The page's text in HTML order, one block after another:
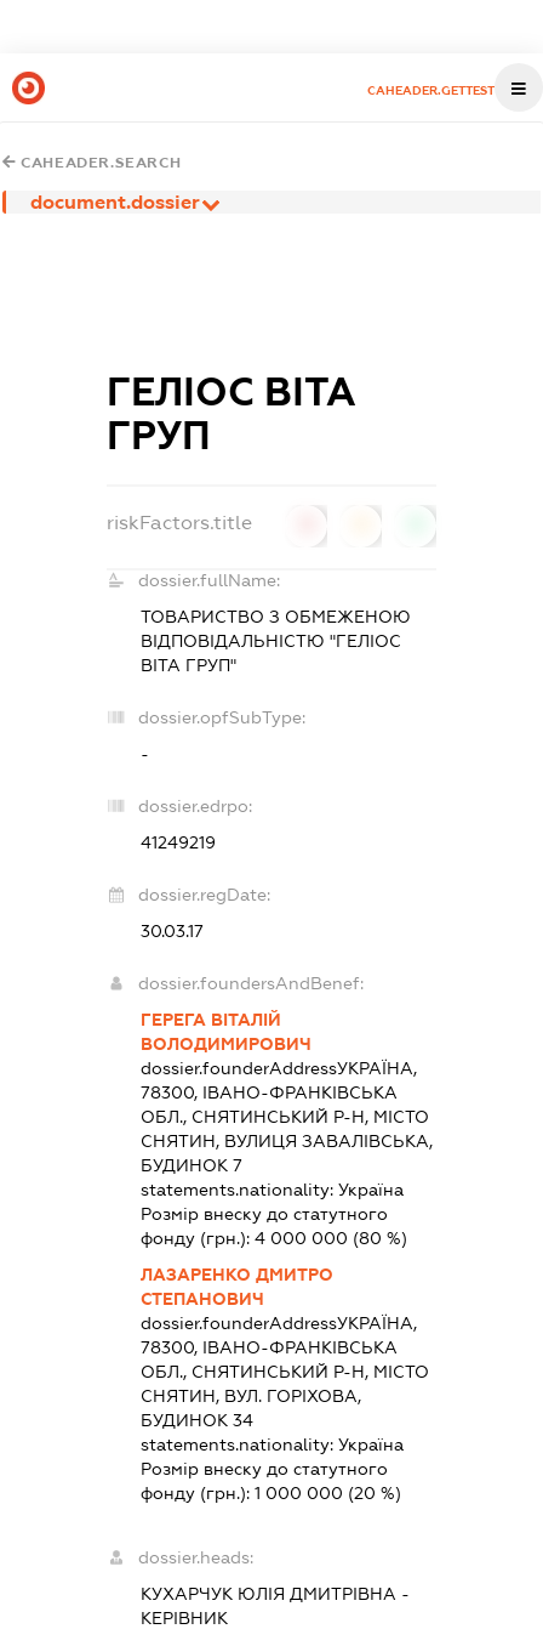
CAHEADER.GETTEST
CAHEADER.SEARCH
document.dossier
ГЕЛІОС ВІТА
ГРУП
riskFactors.title
dossier.fullName:
ТОВАРИСТВО З ОБМЕЖЕНОЮ
ВІДПОВІДАЛЬНІСТЮ "ГЕЛІОС
ВІТА ГРУП"
dossier.opfSubType:
-
dossier.edrpo:
41249219
dossier.regDate:
30.03.17
dossier.foundersAndBenef:
ГЕРЕГА ВІТАЛІЙ
ВОЛОДИМИРОВИЧ
dossier.founderAddressУКРАЇНА,
78300, ІВАНО-ФРАНКІВСЬКА
ОБЛ., СНЯТИНСЬКИЙ Р-Н, МІСТО
СНЯТИН, ВУЛИЦЯ ЗАВАЛІВСЬКА,
БУДИНОК 7
statements.nationality: Україна
Розмір внеску до статутного
фонду (грн.): 4 000 000 (80 %)
ЛАЗАРЕНКО ДМИТРО
СТЕПАНОВИЧ
dossier.founderAddressУКРАЇНА,
78300, ІВАНО-ФРАНКІВСЬКА
ОБЛ., СНЯТИНСЬКИЙ Р-Н, МІСТО
СНЯТИН, ВУЛ. ГОРІХОВА,
БУДИНОК 34
statements.nationality: Україна
Розмір внеску до статутного
фонду (грн.): 1 000 000 (20 %)
dossier.heads:
КУХАРЧУК ЮЛІЯ ДМИТРІВНА -
КЕРІВНИК